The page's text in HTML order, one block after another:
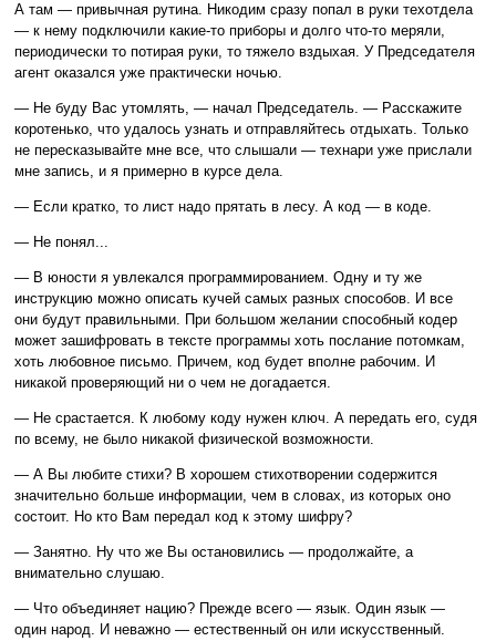
А там — привычная рутина. Никодим сразу попал в руки техотдела
— к нему подключили какие-то приборы и долго что-то меряли,
периодически то потирая руки, то тяжело вздыхая. У Председателя
агент оказался уже практически ночью.
— Не буду Вас утомлять, — начал Председатель. — Расскажите
коротенько, что удалось узнать и отправляйтесь отдыхать. Только
не пересказывайте мне все, что слышали — технари уже прислали
мне запись, и я примерно в курсе дела.
— Если кратко, то лист надо прятать в лесу. А код — в коде.
— Не понял...
— В юности я увлекался программированием. Одну и ту же
инструкцию можно описать кучей самых разных способов. И все
они будут правильными. При большом желании способный кодер
может зашифровать в тексте программы хоть послание потомкам,
хоть любовное письмо. Причем, код будет вполне рабочим. И
никакой проверяющий ни о чем не догадается.
— Не срастается. К любому коду нужен ключ. А передать его, судя
по всему, не было никакой физической возможности.
— А Вы любите стихи? В хорошем стихотворении содержится
значительно больше информации, чем в словах, из которых оно
состоит. Но кто Вам передал код к этому шифру?
— Занятно. Ну что же Вы остановились — продолжайте, а
внимательно слушаю.
— Что объединяет нацию? Прежде всего — язык. Один язык —
один народ. И неважно — естественный он или искусственный.